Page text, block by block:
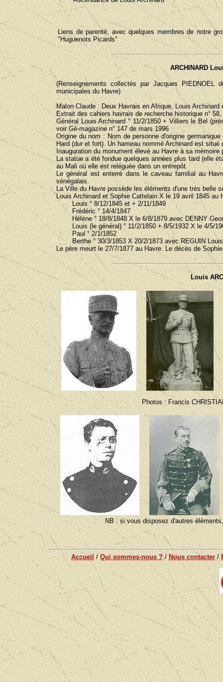
Liens de parenté, avec quelques membres de notre
"Huguenots Picards"
ARCHINARD
(Renseignements collectés par Jacques PIEDNOEL
municipales du Havre)
Malon Claude : Deux Havrais en Afrique, Louis Archinard
Extrait des cahiers havrais de recherche historique n°
Général Louis Archinard ° 11/2/1850 + Villiers le Bel
voir Gé-magazine n° 147 de mars 1996
Origine du nom : Nom de personne d'origine
Hard (dur et fort). Un hameau nommé Archinard est
Inauguration du monument élevé au Havre à sa
La statue a été fondue quelques années plus tard (elle
au Mali où elle est reléguée dans un entrepôt.
Le général est enterré dans le caveau familial au
sénégalais.
La Ville du Havre possède les éléments d'une très belle
Louis Archinard et Sophie Cattelain X le 19 avril 1845 au
Louis ° 8/12/1845 et + 2/11/1849
Frédéric ° 14/4/1847
Hélène ° 18/8/1848 X le 6/8/1879 avec DENNY
Louis (le général) ° 11/2/1850 + 8/5/1932 X le 4/5/
Paul ° 2/1/1852
Berthe ° 30/3/1853 X 20/2/1873 avec REGUIN Louis
Le père meurt le 27/7/1877 au Havre. Le décès de
Louis
Photos : Francis
NB : si vous disposez d'autres
Accueil / Qui sommes-nous ?/ Nous contacter/